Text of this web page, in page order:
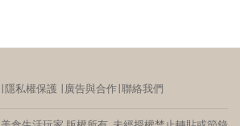
∣隱私權保護 ∣廣告與合作∣聯絡我們